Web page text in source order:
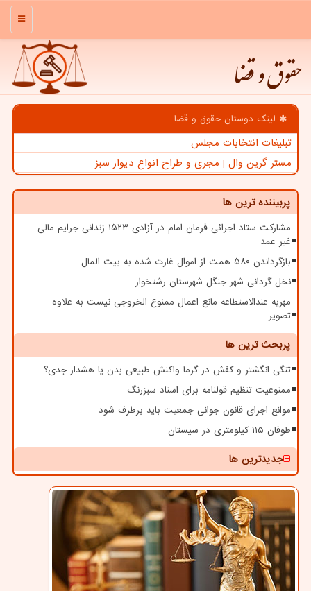
منو
حقوق و قضا
لینک دوستان حقوق و قضا
تبلیغات انتخابات مجلس
مستر گرین وال | مجری و طراح انواع دیوار سبز
پربیننده ترین ها
مشارکت ستاد اجرائی فرمان امام در آزادی ۱۵۲۳ زندانی جرایم مالی
غیر عمد
بازگرداندن ۵۸۰ همت از اموال غارت شده به بیت المال
نخل گردانی شهر جنگل شهرستان رشتخوار
مهریه عندالاستطاعه مانع اعمال ممنوع الخروجی نیست به علاوه
تصویر
پربحث ترین ها
تنگی انگشتر و کفش در گرما واکنش طبیعی بدن یا هشدار جدی؟
ممنوعیت تنظیم قولنامه برای اسناد سبزرنگ
موانع اجرای قانون جوانی جمعیت باید برطرف شود
طوفان ۱۱۵ کیلومتری در سیستان
جدیدترین ها